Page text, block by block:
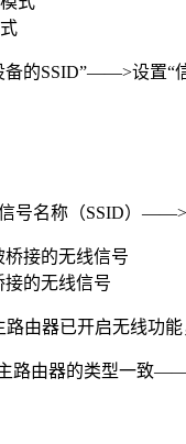
的SSID”——>设置“
号名称（SSID）——>
接的无线信号
由器已开启无线功
路由器的类型一致